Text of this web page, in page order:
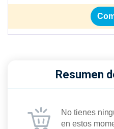
Resumen
No tienes
en estos